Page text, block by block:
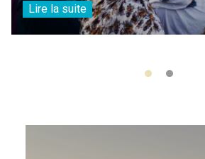
Lire la suite